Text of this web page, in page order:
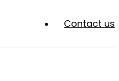
Contact us